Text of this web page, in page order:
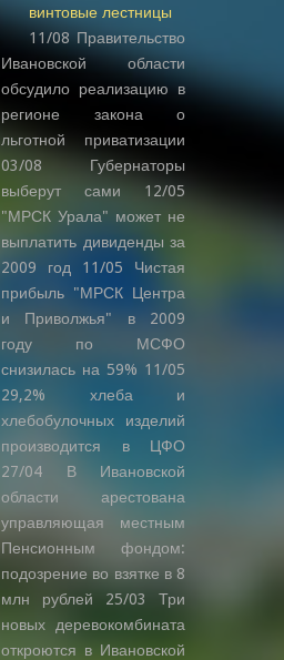
винтовые лестницы
11/08 Правительство
Ивановской области
обсудило реализацию в
регионе закона о
льготной приватизации
03/08 Губернаторы
выберут сами 12/05
"МРСК Урала" может не
выплатить дивиденды за
2009 год 11/05 Чистая
прибыль "МРСК Центра
и Приволжья" в 2009
году по МСФО
снизилась на 59% 11/05
29,2% хлеба и
хлебобулочных изделий
производится в ЦФО
27/04 В Ивановской
области арестована
управляющая местным
Пенсионным фондом:
подозрение во взятке в 8
млн рублей 25/03 Три
новых деревокомбината
откроются в Ивановской